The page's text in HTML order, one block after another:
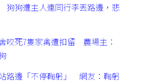
狗狗遭主人連同行李丟路邊，悲
咬死7隻家禽遭扣留 農場主：
路邊「不停鞠躬」 網友：鞠躬